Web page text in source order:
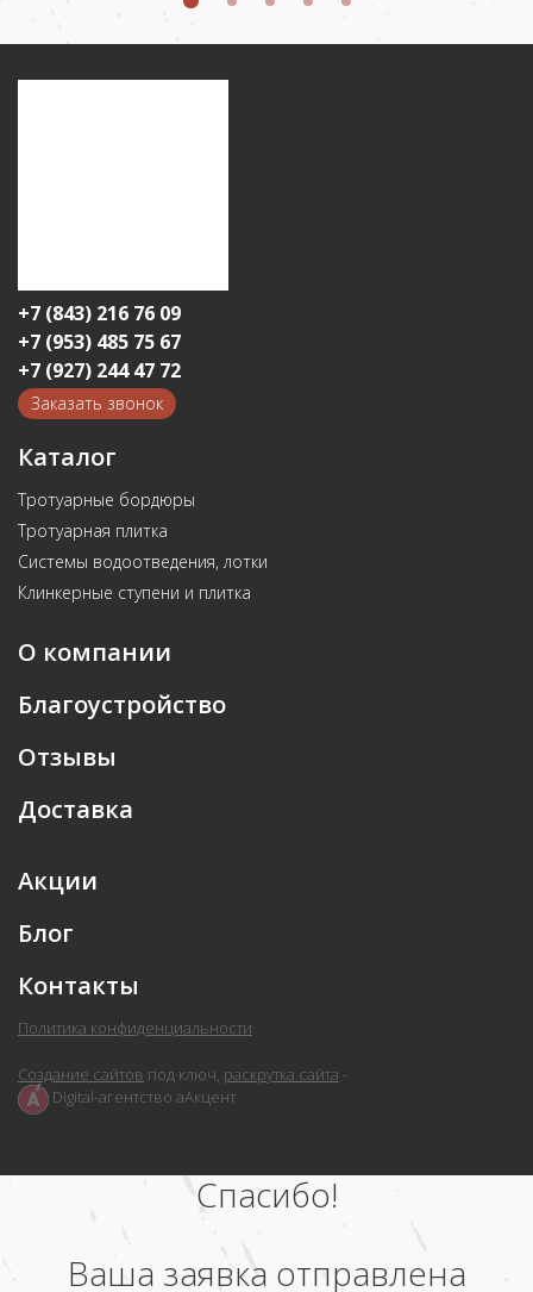
+7 (843) 216 76 09
+7 (953) 485 75 67
+7 (927) 244 47 72
Заказать звонок
Каталог
Тротуарные бордюры
Тротуарная плитка
Системы водоотведения, лотки
Клинкерные ступени и плитка
О компании
Благоустройство
Отзывы
Доставка
Акции
Блог
Контакты
Политика конфиденциальности
Создание сайтов под ключ, раскрутка сайта -
Digital-агентство аАкцент
Спасибо!
Ваша заявка отправлена